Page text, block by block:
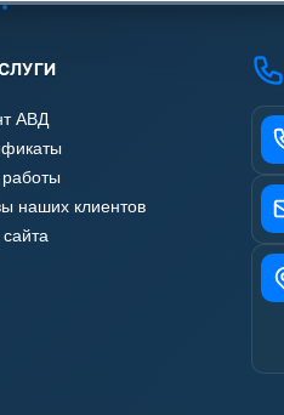
АВД
наших клиентов